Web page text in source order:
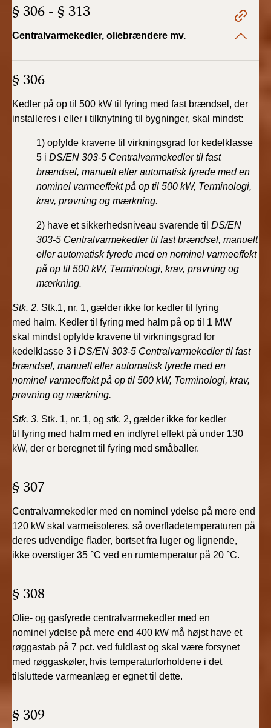
§ 306 - § 313
Centralvarmekedler, oliebrændere mv.
§ 306
Kedler på op til 500 kW til fyring med fast brændsel, der
installeres i eller i tilknytning til bygninger, skal mindst:
1) opfylde kravene til virkningsgrad for kedelklasse
5 i DS/EN 303-5 Centralvarmekedler til fast
brændsel, manuelt eller automatisk fyrede med en
nominel varmeeffektpå op til 500 kW, Terminologi,
krav, prøvning og mærkning.
2) have et sikkerhedsniveau svarende til DS/EN
303-5 Centralvarmekedler til fast brændsel, manuelt
eller automatiskfyrede med en nominel varmeeffekt
på op til 500 kW, Terminologi, krav, prøvning og
mærkning.
Stk. 2. Stk.1, nr. 1, gælder ikke for kedler til fyring
med halm. Kedler til fyring med halm på op til 1 MW
skal mindst opfylde kravene til virkningsgrad for
kedelklasse 3 i DS/EN 303-5 Centralvarmekedler til fast
brændsel, manuelteller automatisk fyrede med en
nominel varmeeffekt på op til 500 kW, Terminologi, krav,
prøvning og mærkning.
Stk. 3. Stk. 1, nr. 1, og stk. 2, gælder ikke for kedler
til fyring med halm med en indfyret effekt på under 130
kW, der er beregnet til fyring med småballer.
§ 307
Centralvarmekedler med en nominel ydelse på mere end
120 kW skal varmeisoleres, så overfladetemperaturen på
deres udvendige flader, bortset fra luger og lignende,
ikke overstiger 35 °C ved en rumtemperatur på 20 °C.
§ 308
Olie- og gasfyrede centralvarmekedler med en
nominel ydelse på mere end 400 kW må højst have et
røggastab på 7 pct. ved fuldlast og skal være forsynet
med røggaskøler, hvis temperaturforholdene i det
tilsluttede varmeanlæg er egnet til dette.
§ 309